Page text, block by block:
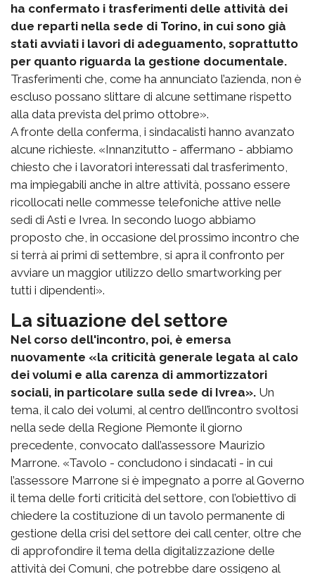
ha confermato i trasferimenti delle attività dei
due reparti nella sede di Torino, in cui sono già
stati avviati i lavori di adeguamento, soprattutto
per quanto riguarda la gestione documentale.
Trasferimenti che, come ha annunciato l’azienda, non è
escluso possano slittare di alcune settimane rispetto
alla data prevista del primo ottobre».
A fronte della conferma, i sindacalisti hanno avanzato
alcune richieste. «Innanzitutto - affermano - abbiamo
chiesto che i lavoratori interessati dal trasferimento,
ma impiegabili anche in altre attività, possano essere
ricollocati nelle commesse telefoniche attive nelle
sedi di Asti e Ivrea. In secondo luogo abbiamo
proposto che, in occasione del prossimo incontro che
si terrà ai primi di settembre, si apra il confronto per
avviare un maggior utilizzo dello smartworking per
tutti i dipendenti».
La situazione del settore
Nel corso dell'incontro, poi, è emersa
nuovamente «la criticità generale legata al calo
dei volumi e alla carenza di ammortizzatori
sociali, in particolare sulla sede di Ivrea». Un
tema, il calo dei volumi, al centro dell’incontro svoltosi
nella sede della Regione Piemonte il giorno
precedente, convocato dall’assessore Maurizio
Marrone. «Tavolo - concludono i sindacati - in cui
l’assessore Marrone si è impegnato a porre al Governo
il tema delle forti criticità del settore, con l’obiettivo di
chiedere la costituzione di un tavolo permanente di
gestione della crisi del settore dei call center, oltre che
di approfondire il tema della digitalizzazione delle
attività dei Comuni, che potrebbe dare ossigeno al